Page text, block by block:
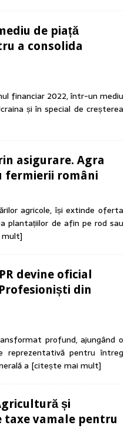
de piață
a consolida
financiar 2022, într-un mediu
și în special de creșterea
asigurare. Agra
fermierii români
agricole, își extinde oferta
plantațiilor de afin pe rod sau
devine oficial
din
profund, ajungând o
reprezentativă pentru întreg
a [citește mai mult]
și
taxe vamale pentru